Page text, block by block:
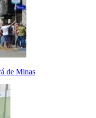
de Minas